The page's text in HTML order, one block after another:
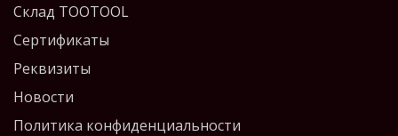
Склад TOOTOOL
Сертификаты
Реквизиты
Новости
Политика конфиденциальности